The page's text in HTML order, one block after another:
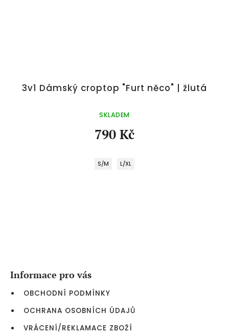
3v1 Dámský croptop "Furt něco" | žlutá
SKLADEM
790 Kč
S/M L/XL
Informace pro vás
OBCHODNÍ PODMÍNKY
OCHRANA OSOBNÍCH ÚDAJŮ
VRÁCENÍ/REKLAMACE ZBOŽÍ